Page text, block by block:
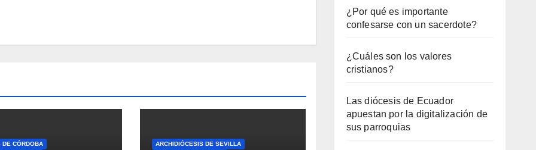
DE CÓRDOBA
ARCHIDIÓCESIS DE SEVILLA
¿Por qué es importante
confesarse con un sacerdote?
¿Cuáles son los valores
cristianos?
Las diócesis de Ecuador
apuestan por la digitalización de
sus parroquias